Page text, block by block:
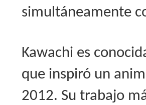
simultáneamente
Kawachi es
que inspiró un
2012. Su trabajo